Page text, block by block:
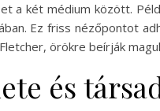
a két médium között.
Ez friss nézőpontot
örökre beírják
és